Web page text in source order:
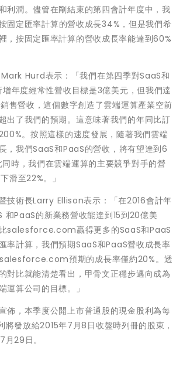
利潤。儘管在剛結束的第四會計年度中，我
固定匯率計算的營收成長34%，但是我們希
，按固定匯率計算的營收成長率能達到60%
Hurd表示：「我們在第四季對SaaS和
年度經常性營收目標是3億美元，但我們達
售營收，這個數字創造了雲端運算產業空前
出了我們的預期。這意味著我們的年同比訂
。按照這樣的速度發展，隨著我們雲端
，我們SaaS和PaaS的營收，將有望達到6
時，我們在雲端運算的主要競爭對手的營
滑至22%。」
技術長Larry Ellison表示：「在2016會計年
和PaaS的新業務營收能達到15到20億美
salesforce.com贏得更多的SaaS和PaaS
率計算，我們預期SaaS和PaaS營收成長率
預期的成長率僅約20%。透
對比就能清楚看出，甲骨文正穩步邁向成為
運算公司的目標。」
佈，本季度公開上市普通股的現金股利為每
將發放給2015年7月8日收盤時列冊的股東，
29日。